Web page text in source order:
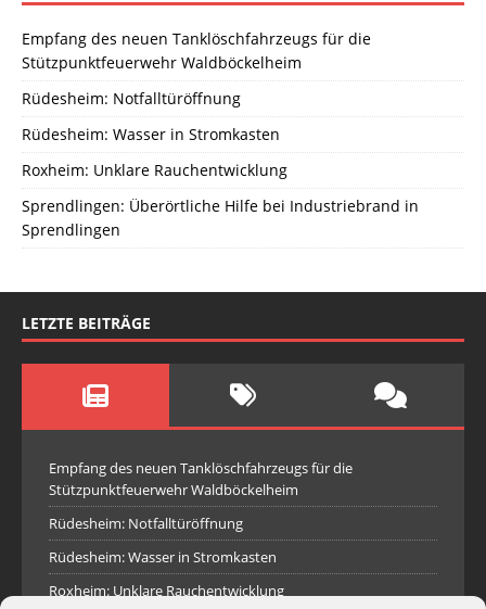
Empfang des neuen Tanklöschfahrzeugs für die
Stützpunktfeuerwehr Waldböckelheim
Rüdesheim: Notfalltüröffnung
Rüdesheim: Wasser in Stromkasten
Roxheim: Unklare Rauchentwicklung
Sprendlingen: Überörtliche Hilfe bei Industriebrand in
Sprendlingen
LETZTE BEITRÄGE
Empfang des neuen Tanklöschfahrzeugs für die
Stützpunktfeuerwehr Waldböckelheim
Rüdesheim: Notfalltüröffnung
Rüdesheim: Wasser in Stromkasten
Roxheim: Unklare Rauchentwicklung